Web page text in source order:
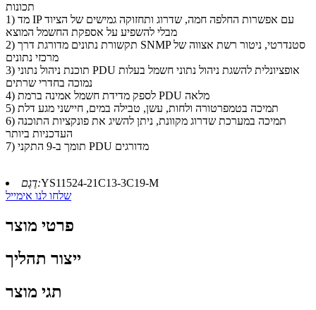
תכונות
1) מד IP עם אפשרות החלפה חמה, שדרוג ותחזוקה גמישים של הציוד
מבלי להשפיע על אספקת החשמל המוצא
2) תקשורת נתונים מדורגת דרך SNMP סטנדרטי, ניטור רשת אצווה של
מרכזי נתונים
3) תוכנת ניהול נתוני PDU אופציונלית להשגת ניהול נתוני חשמל בעלות
נמוכה בחדרי שרתים
4) לספק מדידת חשמל אמינה ברמת PDU מלאה
5) תמיכה בטמפרטורה ולחות, עשן, טבילה במים, חיישני מגע דלת
6) תמיכה במערכת שדרוג מקוונת, ניתן להשיג את פונקציות התוכנה
העדכניות ביותר
7) תומך ב-9 התקני PDU מדורגים
דֶגֶם:YS11524-21C13-3C19-M
שלחו לנו אימייל
פרטי מוצר
ייצור תהליך
תגי מוצר